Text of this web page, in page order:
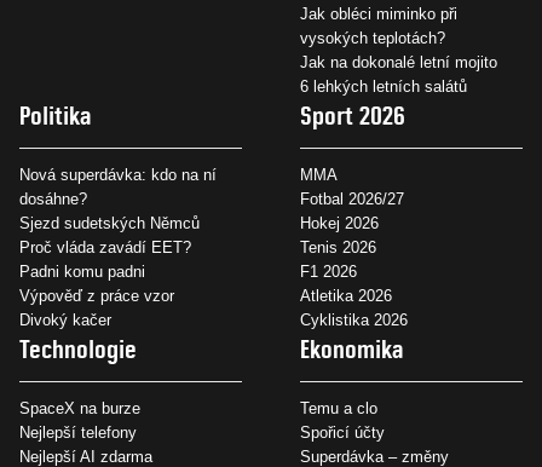
Jak obléci miminko při
vysokých teplotách?
Jak na dokonalé letní mojito
6 lehkých letních salátů
Politika
Nová superdávka: kdo na ní
dosáhne?
Sjezd sudetských Němců
Proč vláda zavádí EET?
Padni komu padni
Výpověď z práce vzor
Divoký kačer
Sport 2026
MMA
Fotbal 2026/27
Hokej 2026
Tenis 2026
F1 2026
Atletika 2026
Cyklistika 2026
Technologie
SpaceX na burze
Nejlepší telefony
Nejlepší AI zdarma
Ekonomika
Temu a clo
Spořicí účty
Superdávka – změny